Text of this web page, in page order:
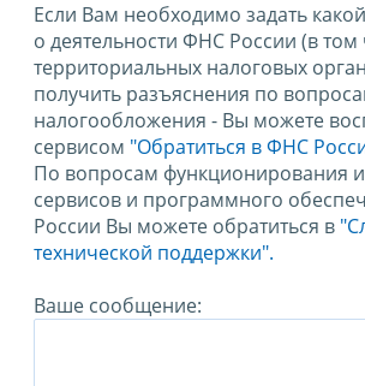
Если Вам необходимо задать
о деятельности ФНС России (в том
территориальных налоговых
получить разъяснения по
налогообложения - Вы можете
сервисом "Обратиться в ФНС
По вопросам функционирования
сервисов и программного
России Вы можете обратиться в
технической поддержки".
Ваше сообщение: